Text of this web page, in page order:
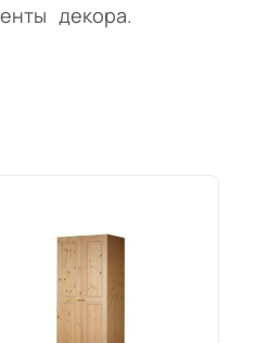
декора.